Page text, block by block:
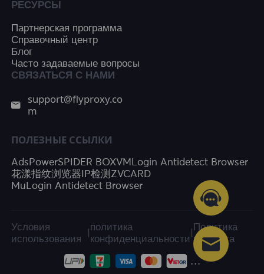
РЕСУРСЫ
Партнерская программа
Справочный центр
Блог
Часто задаваемые вопросы
СВЯЗАТЬСЯ С НАМИ
support@flyproxy.co
m
ПОЛЕЗНЫЕ ССЫЛКИ
AdsPowerSPIDER BOXVMLogin Antidetect Browser
花漾指纹浏览器 IP检测 ZVCARD
MuLogin Antidetect Browser
Условия
использования
политика
конфиденциальности
Политика
возврата